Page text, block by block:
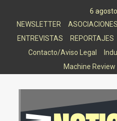
6
NEWSLETTER
ASOCIACIONES
ENTREVISTAS
REPORTAJES
Contacto/Aviso Legal
Machine Review